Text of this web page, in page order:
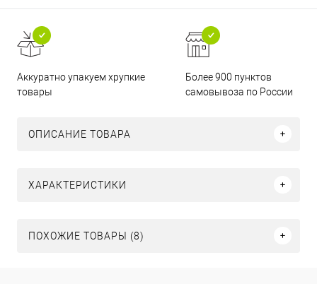
Аккуратно упакуем хрупкие
товары
Более 900 пунктов
самовывоза по России
ОПИСАНИЕ ТОВАРА
ХАРАКТЕРИСТИКИ
ПОХОЖИЕ ТОВАРЫ (8)